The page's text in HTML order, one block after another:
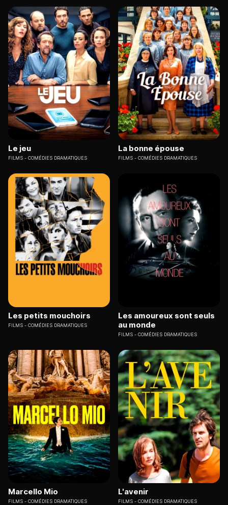
Le jeu
FILMS COMÉDIES DRAMATIQUES
La bonne épouse
FILMS COMÉDIES DRAMATIQUES
Les petits mouchoirs
FILMS COMÉDIES DRAMATIQUES
Les amoureux sont seuls
au monde
FILMS COMÉDIES DRAMATIQUES
Marcello Mio
FILMS COMÉDIES DRAMATIQUES
L'avenir
FILMS COMÉDIES DRAMATIQUES